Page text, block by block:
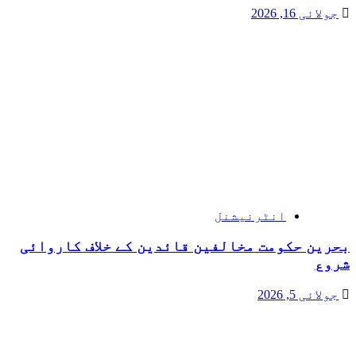
جولائی 16, 2026
انٹرنیشنل
بحرین حکومت مخالفین قائدین کے خلاف کاروائی
شروع
جولائی 5, 2026